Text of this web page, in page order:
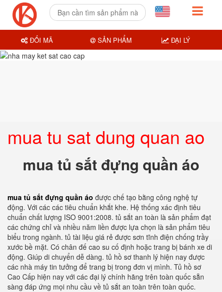
mua tu sat dung quan ao
mua tủ sắt đựng quần áo
mua tủ sắt đựng quần áo được chế tạo bằng công nghệ tự
động. Với các các tiêu chuẩn khắt khe. Hệ thống xác định tiêu
chuẩn chất lượng ISO 9001:2008. tủ sắt an toàn là sản phẩm đạt
các chứng chỉ và nhiều năm liền được lựa chọn là sản phẩm tiêu
biểu trong ngành. tủ tài liệu giá rẻ được sơn tĩnh điện chống trầy
xước bề mặt. Có chân đế cao su cố định hoặc trang bị bánh xe di
động. Giúp di chuyển dễ dàng. tủ hồ sơ thanh lý hiện nay được
các nhà máy tin tưởng để trang bị trong đơn vị mình. Tủ hồ sơ
Cao Cấp hiện nay với các đại lý chính hãng trên toàn quốc sẵn
sàng đáp ứng mọi nhu cầu về tủ sắt an toàn trên toàn quốc.
ĐỔI MÃ SẢN PHẨM ĐẠI LÝ